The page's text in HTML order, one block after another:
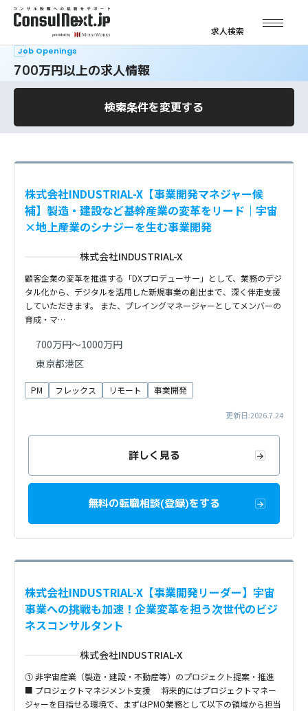
求人検索
Job Openings
700万円以上の求人情報
検索条件を変更する
株式会社INDUSTRIAL-X【事業開発マネジャー候
補】製造・建設など基幹産業の変革をリード｜宇宙
×地上産業のシナジーを生む事業開発
株式会社INDUSTRIAL-X
顧客企業の変革を推進する「DXプロデューサー」として、業務のデジ
タル化から、デジタルを活用した新規事業の創出まで、深く伴走支援
していただきます。 また、プレイングマネージャーとしてメンバーの
育成・マ…
700万円～1000万円
東京都港区
PM フレックス リモート 事業開発
更新日:2026.7.24
詳しく見る
無料の転職相談(登録)をする
株式会社INDUSTRIAL-X【事業開発リーダー】宇宙
事業への挑戦も加速！企業変革を担う次世代のビジ
ネスコンサルタント
株式会社INDUSTRIAL-X
① 非宇宙産業（製造・建設・不動産等）のプロジェクト提案・推進
■ プロジェクトマネジメント支援 将来的にはプロジェクトマネー
ジャーを目指せる環境で、まずはPMO業務として以下の領域から担当